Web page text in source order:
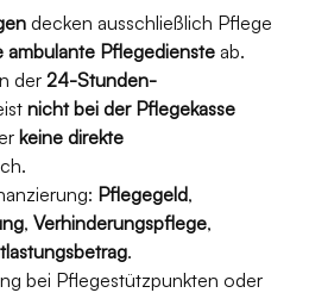
decken ausschließlich Pflege
ambulante Pflegedienste ab.
der 24-Stunden-
nicht bei der Pflegekasse
keine direkte
Pflegegeld,
, Verhinderungspflege,
.
bei Pflegestützpunkten oder